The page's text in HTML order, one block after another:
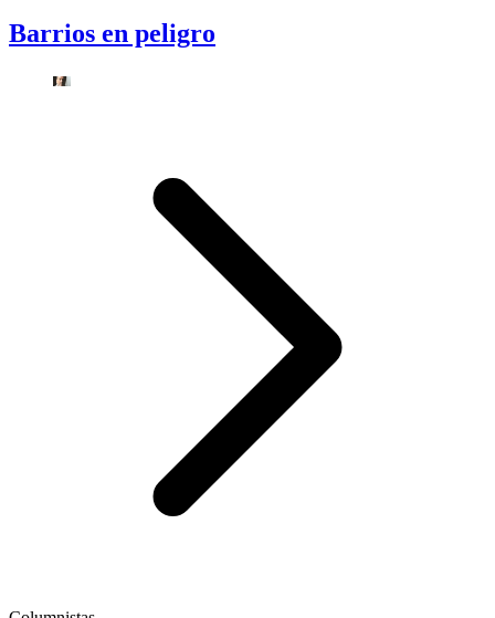
Barrios en peligro